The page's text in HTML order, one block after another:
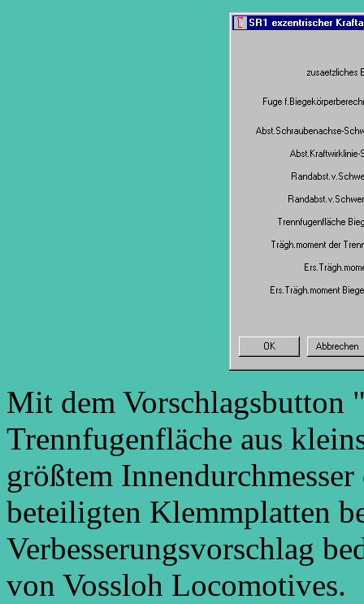
Mit dem
Trennfugenfläche aus
größtem
beteiligten Klemmplatten
Verbesserungsvorschlag
von Vossloh Locomotives.